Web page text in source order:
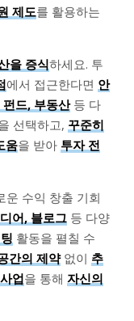
제도를 활용하는
을 증식하세요. 투
에서 접근한다면 안
펀드, 부동산등 다
선택하고, 꾸준히
움을 받아 투자 전
운 수익 창출 기회
어, 블로그 등 다양
활동을 펼칠 수
간의 제약없이 추
업을 통해 자신의